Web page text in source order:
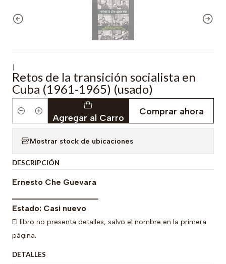
Retos de la transición socialista en
Cuba (1961-1965) (usado)
Cantidad Agregar al Carro
Comprar ahora
Mostrar stock de ubicaciones
DESCRIPCIÓN
Ernesto Che Guevara
Estado: Casi nuevo
El libro no presenta detalles, salvo el nombre en la primera
página.
DETALLES